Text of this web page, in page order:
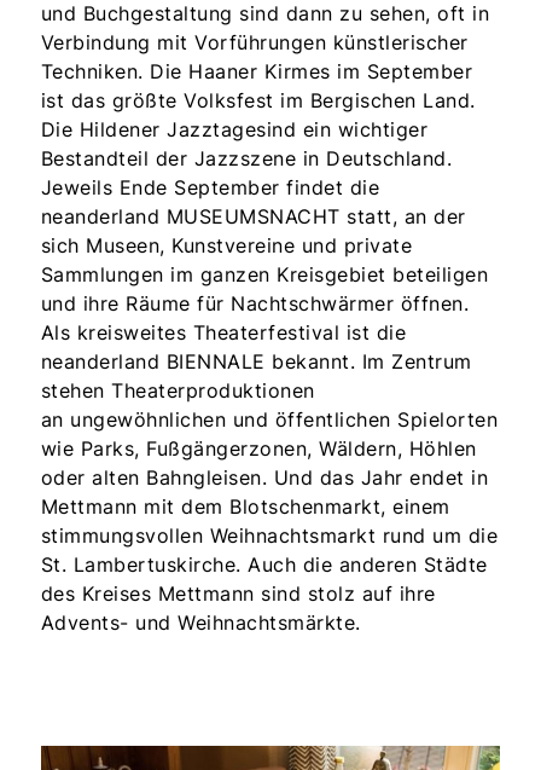
und Buchgestaltung sind dann zu sehen, oft in
Verbindung mit Vorführungen künstlerischer
Techniken. Die Haaner Kirmes im September
ist das größte Volksfest im Bergischen Land.
Die Hildener Jazztagesind ein wichtiger
Bestandteil der Jazzszene in Deutschland.
Jeweils Ende September findet die
neanderland MUSEUMSNACHT statt, an der
sich Museen, Kunstvereine und private
Sammlungen im ganzen Kreisgebiet beteiligen
und ihre Räume für Nachtschwärmer öffnen.
Als kreisweites Theaterfestival ist die
neanderland BIENNALE bekannt. Im Zentrum
stehen Theaterproduktionen
an ungewöhnlichen und öffentlichen Spielorten
wie Parks, Fußgängerzonen, Wäldern, Höhlen
oder alten Bahngleisen. Und das Jahr endet in
Mettmann mit dem Blotschenmarkt, einem
stimmungsvollen Weihnachtsmarkt rund um die
St. Lambertuskirche. Auch die anderen Städte
des Kreises Mettmann sind stolz auf ihre
Advents- und Weihnachtsmärkte.